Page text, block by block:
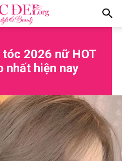
2026 nữ HOT
nhất hiện nay